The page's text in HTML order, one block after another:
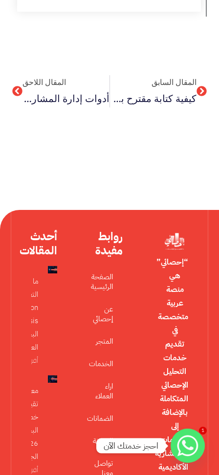
المقال السابق
كيفية كتابة مقترح بحثي لمنحة خارجية عام 2026 يضمن القبول
المقال اللاحق
أدوات إدارة المشاريع في عام 2026 للطلبة الباحثين
“إحصائي”
هي
منصة
عربية
متخصصة
في
تقديم
خدمات
التحليل
الإحصائي
المتكاملة
بالإضافة
إلى
الخدمات
الاستشارية
الأكاديمية
روابط
مفيدة
الصفحة
الرئيسية
عن
إحصائي
المتجر
الخدمات
اراء
العملاء
الضمانات
المدونة
تواصل
أحدث
المقالات
ما هو تحليل
التعديل
Moderation
البحث
العلمي؟
أقرأ المزيد »
معايير
تقييم
خطة
البحث
الجامعات
أقرأ المزيد
1
احجز خدمتك الآن